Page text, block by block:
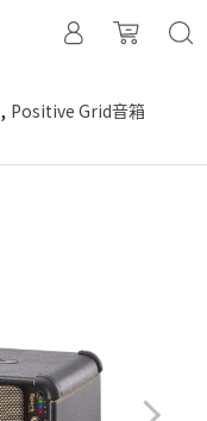
, Positive Grid音箱